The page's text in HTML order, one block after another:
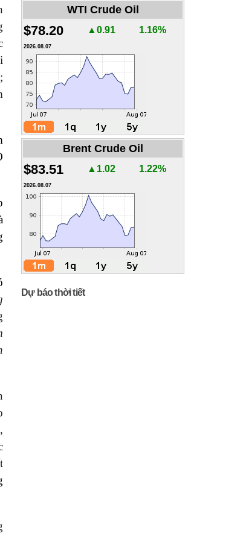
WTI Crude Oil
$78.20 ▲0.91 1.16%
2026.08.07
Brent Crude Oil
$83.51 ▲1.02 1.22%
2026.08.07
Dự báo thời tiết